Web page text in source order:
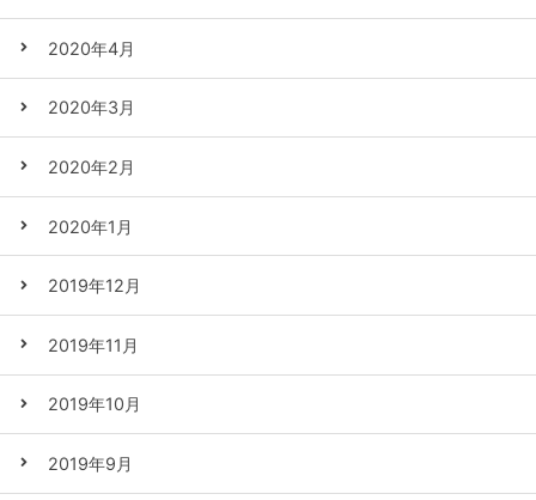
2020年4月
2020年3月
2020年2月
2020年1月
2019年12月
2019年11月
2019年10月
2019年9月